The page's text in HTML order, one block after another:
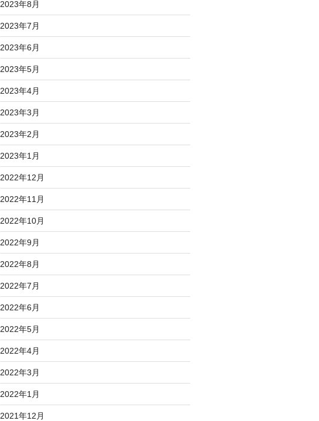
2023年8月
2023年7月
2023年6月
2023年5月
2023年4月
2023年3月
2023年2月
2023年1月
2022年12月
2022年11月
2022年10月
2022年9月
2022年8月
2022年7月
2022年6月
2022年5月
2022年4月
2022年3月
2022年1月
2021年12月